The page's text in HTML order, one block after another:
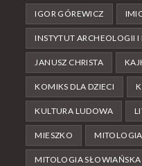
IGOR GÓREWICZ
INSTYTUT ARCHEOLOGII I
JANUSZ CHRISTA
KOMIKS DLA DZIECI
KULTURA LUDOWA
MIESZKO
MITOLOGIA SŁOWIAŃSKA